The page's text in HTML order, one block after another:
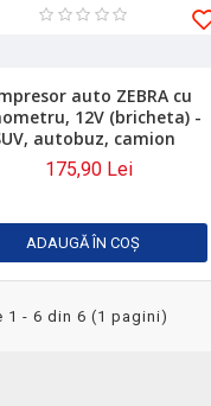
auto ZEBRA cu
12V (bricheta) -
autobuz, camion
175,90 Lei
ADAUGĂ ÎN COŞ
1 - 6 din 6 (1 pagini)